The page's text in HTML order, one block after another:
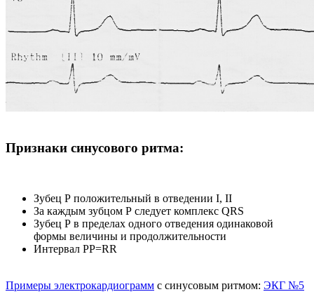
Признаки синусового ритма:
Зубец Р положительный в отведении I, II
За каждым зубцом Р следует комплекс QRS
Зубец Р в пределах одного отведения одинаковой
формы величины и продолжительности
Интервал РР=RR
Примеры электрокардиограмм с синусовым ритмом: ЭКГ №5